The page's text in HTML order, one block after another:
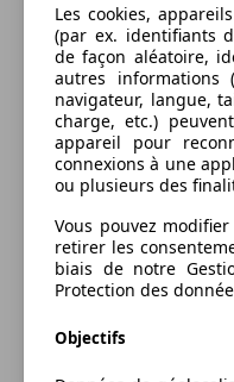
Berline
Essence
2013 - 2016 Audi S3
Dim. (L/l/h):
Les cookies,
(par ex. identifiants
de façon aléatoire,
autres
navigateur, langue,
charge, etc.)
appareil pour
connexions à une
ou plusieurs des
Vous pouvez
retirer les
biais de notre
Protection des
Objectifs